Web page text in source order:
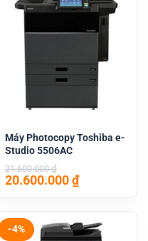
Máy Photocopy Toshiba e-
Studio 5506AC
21.600.000₫
Giá
21.600.000 ₫.
20.600.000₫Giá
hiện
20.600.000
-4%